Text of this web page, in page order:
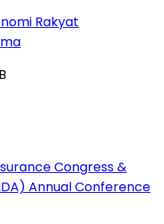
Rakyat
Congress &
Annual Conference